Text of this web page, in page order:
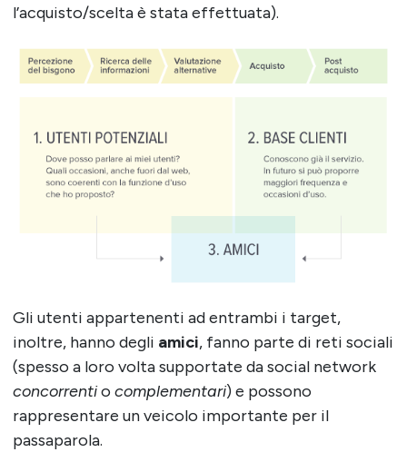
l’acquisto/scelta è stata effettuata).
Gli utenti appartenenti ad entrambi i target,
inoltre, hanno degli amici, fanno parte di reti sociali
(spesso a loro volta supportate da social network
concorrentio complementari) e possono
rappresentare un veicolo importante per il
passaparola.